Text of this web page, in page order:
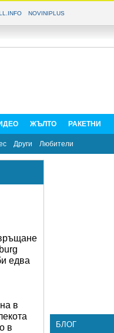
NOVINIPLUS
ЖЪЛТО РАКЕТНИ
Други Любители
едва
в
в
БЛОГ